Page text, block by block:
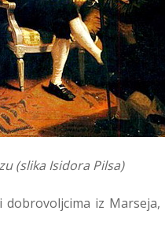
(slika Isidora Pilsa)
iz